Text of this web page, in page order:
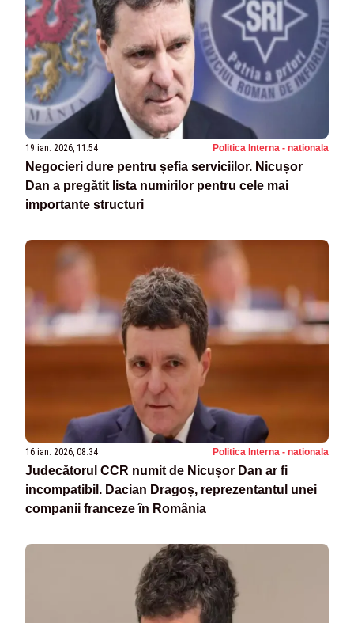
19 ian. 2026, 11:54 Politica Interna - nationala
Negocieri dure pentru șefia serviciilor. Nicușor
Dan a pregătit lista numirilor pentru cele mai
importante structuri
16 ian. 2026, 08:34 Politica Interna - nationala
Judecătorul CCR numit de Nicușor Dan ar fi
incompatibil. Dacian Dragoș, reprezentantul unei
companii franceze în România